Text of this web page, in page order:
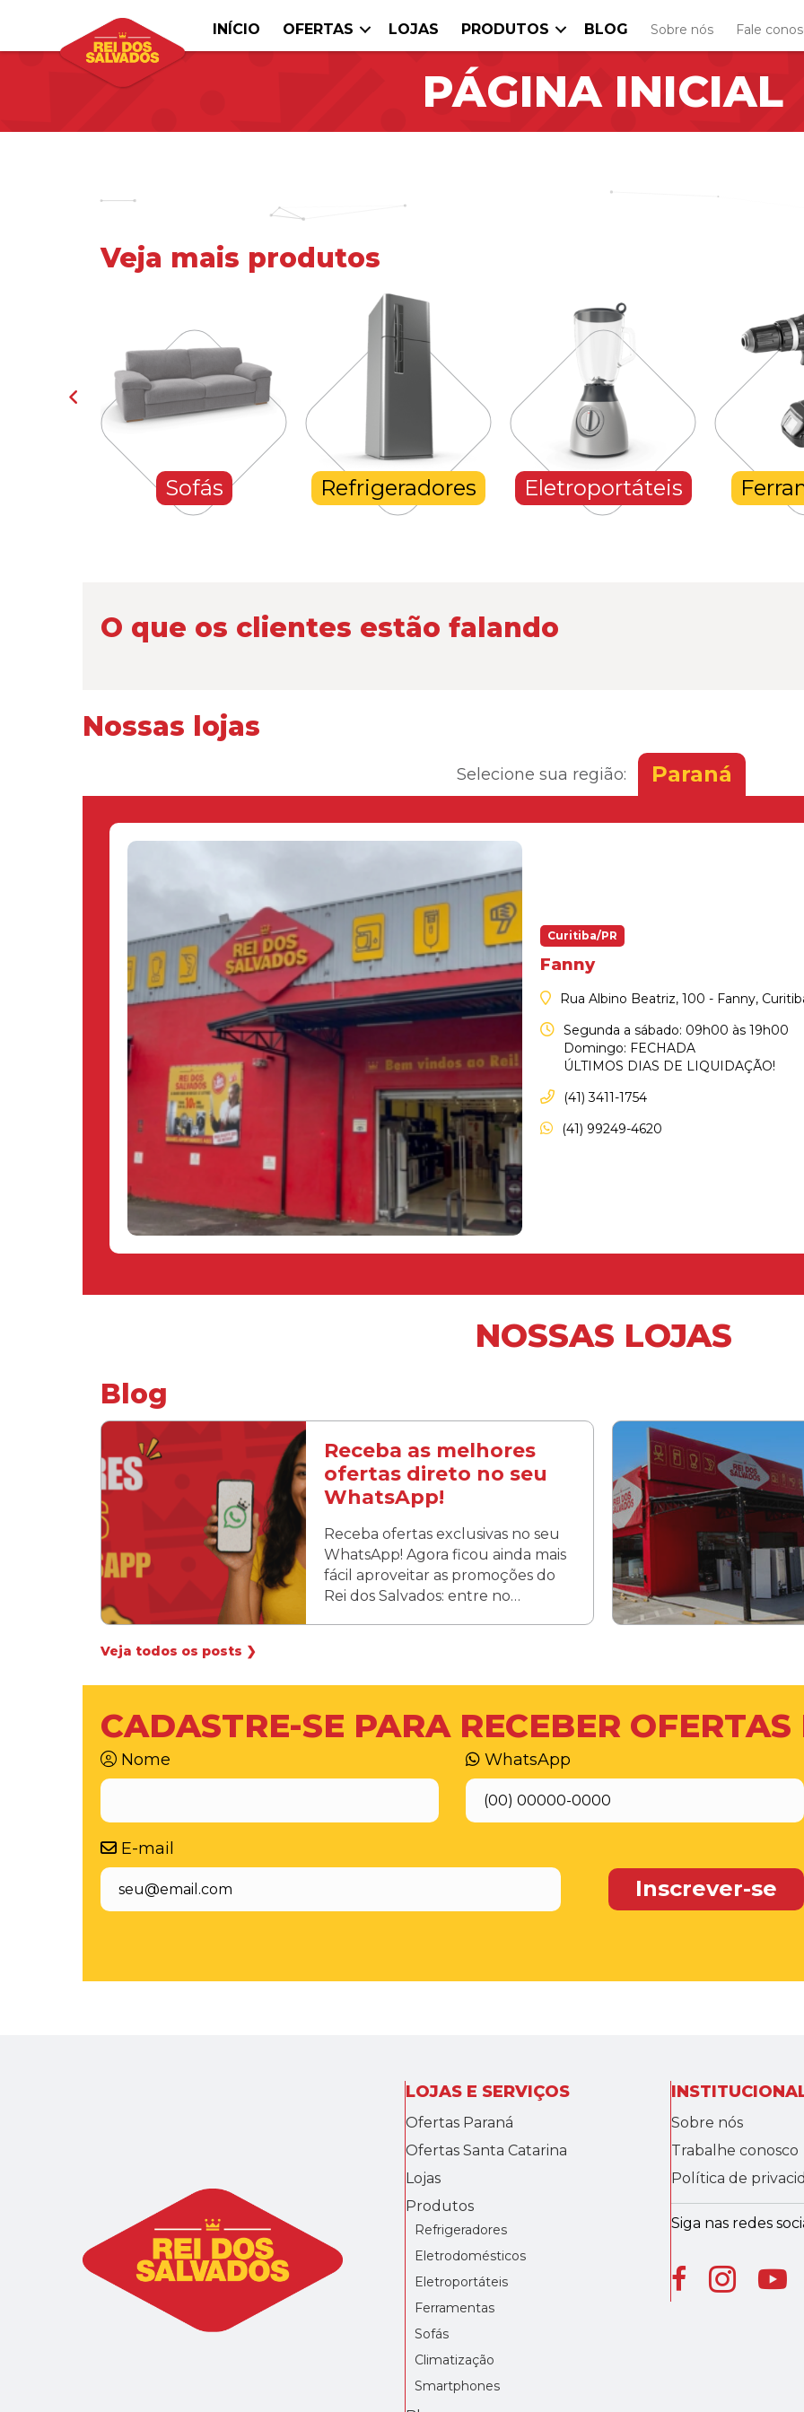
INÍCIO OFERTAS LOJAS PRODUTOS BLOG Sobre nós Fale
PÁGINA INICIAL
Veja mais produtos
Sofás Refrigeradores Eletroportáteis
O que os clientes estão falando
Nossas lojas
Selecione sua região: Paraná
Curitiba/PR
Fanny
Rua Albino Beatriz, 100 - Fanny,
Segunda a sábado: 09h00 às 19h00
Domingo: FECHADA
ÚLTIMOS DIAS DE LIQUIDAÇÃO!
(41) 3411-1754
(41) 99249-4620
NOSSAS LOJAS
Blog
Receba as melhores
ofertas direto no seu
WhatsApp!
Receba ofertas exclusivas no seu
WhatsApp! Agora ficou ainda mais
fácil aproveitar as promoções do
Rei dos Salvados: entre no…
Veja todos os posts ❯
CADASTRE-SE PARA RECEBER
Nome WhatsApp
E-mail
LOJAS E SERVIÇOS
Ofertas Paraná
Ofertas Santa Catarina
Lojas
Produtos
Refrigeradores
Eletrodomésticos
Eletroportáteis
Ferramentas
Sofás
Climatização
Smartphones
Sobre nós
Trabalhe conosco
Política de
Siga nas redes